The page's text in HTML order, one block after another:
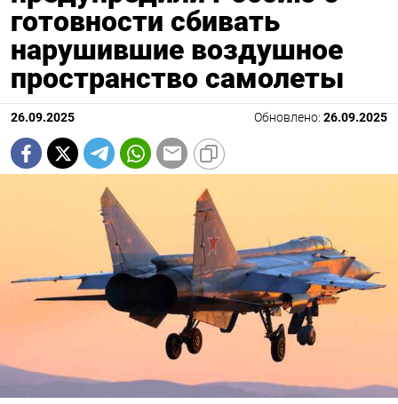
готовности сбивать
нарушившие воздушное
пространство самолеты
26.09.2025 Обновлено: 26.09.2025